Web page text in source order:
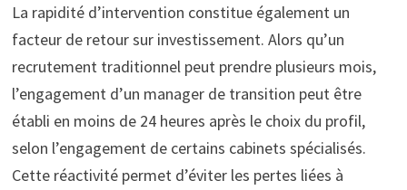
La rapidité d’intervention constitue également un
facteur de retour sur investissement. Alors qu’un
recrutement traditionnel peut prendre plusieurs mois,
l’engagement d’un manager de transition peut être
établi en moins de 24 heures après le choix du profil,
selon l’engagement de certains cabinets spécialisés.
Cette réactivité permet d’éviter les pertes liées à